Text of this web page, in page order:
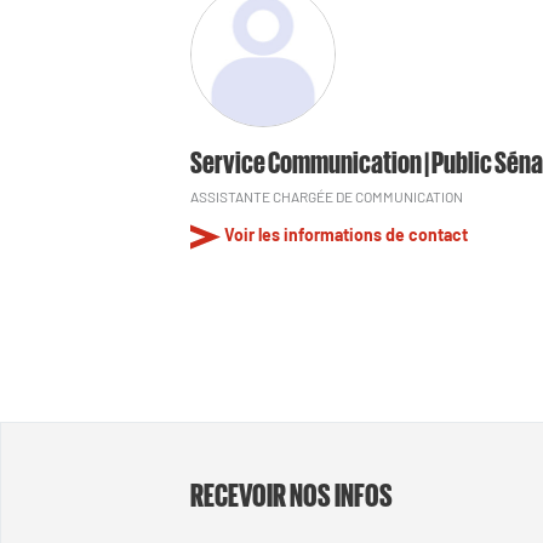
Service Communication | Public
ASSISTANTE CHARGÉE DE COMMUNICATION
Voir les informations de contact
RECEVOIR NOS INFOS